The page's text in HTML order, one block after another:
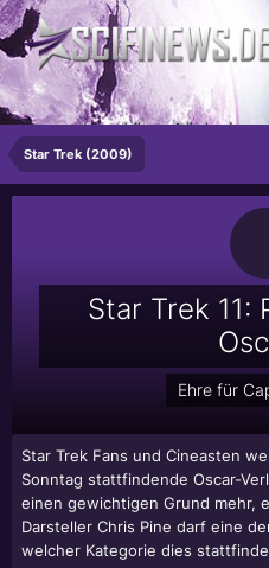
...von der schönen Bäckerin
Star Trek (2009)
Star Trek 11:
Ehre für
Star Trek Fans und Cineasten
Sonntag stattfindende Oscar-
einen gewichtigen Grund mehr,
Darsteller Chris Pine darf eine
welcher Kategorie dies